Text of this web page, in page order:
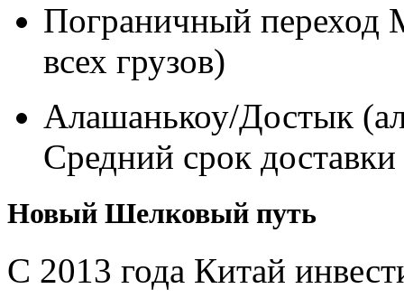
Пограничный переход
всех грузов)
Алашанькоу/Достык
Средний срок
Новый Шелковый путь
С 2013 года Китай